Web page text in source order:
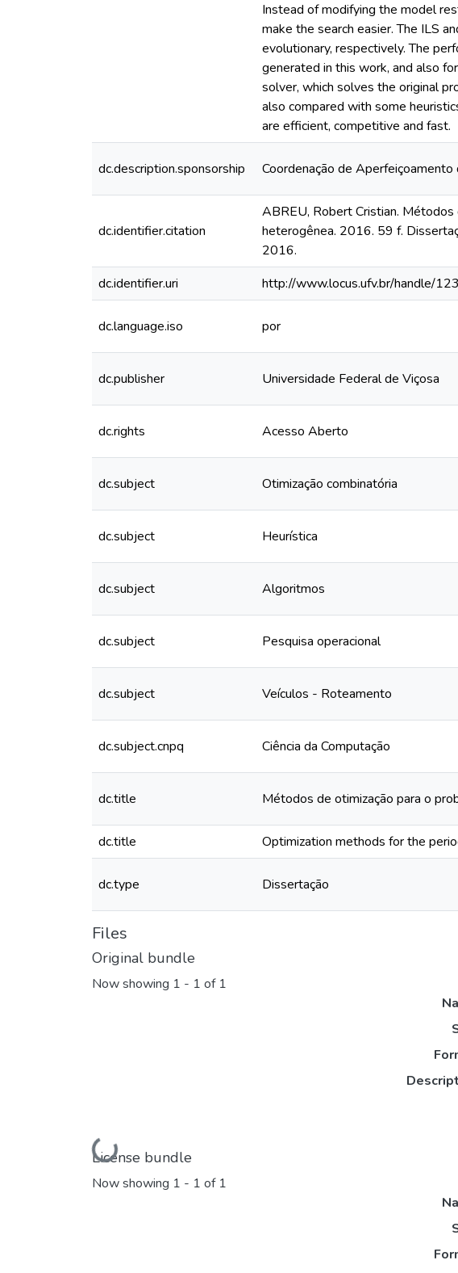
Instead of modifying the model
make the search easier. The ILS
evolutionary, respectively. The
generated in this work, and also
solver, which solves the original
also compared with some
are efficient, competitive and fast.
dc.description.sponsorship Coordenação de
dc.identifier.citation
ABREU, Robert Cristian.
heterogênea. 2016. 59 f.
2016.
dc.identifier.uri http://www.locus.ufv.br/handle/
dc.language.iso por
dc.publisher Universidade Federal de Viçosa
dc.rights Acesso Aberto
dc.subject Otimização combinatória
dc.subject Heurística
dc.subject Algoritmos
dc.subject Pesquisa operacional
dc.subject Veículos - Roteamento
dc.subject.cnpq Ciência da Computação
dc.title Métodos de otimização para o
dc.title
Optimization methods for the
dc.type Dissertação
Files
Original bundle
Now showing 1 - 1 of 1
Loading...
License bundle
Now showing 1 - 1 of 1